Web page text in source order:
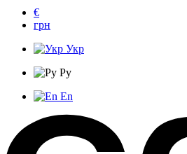
€
грн
Укр
Ру
En